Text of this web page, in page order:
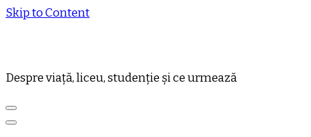
Skip to Content
Despre viață, liceu, studenție și ce urmează